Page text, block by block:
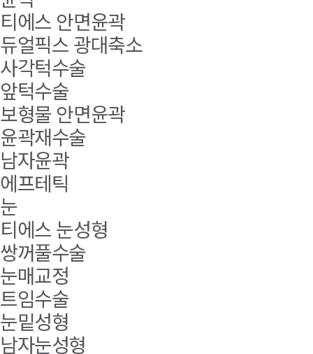
티에스 안면윤곽
듀얼픽스 광대축소
사각턱수술
앞턱수술
보형물 안면윤곽
윤곽재수술
남자윤곽
에프테틱
눈
티에스 눈성형
쌍꺼풀수술
눈매교정
트임수술
눈밑성형
남자눈성형